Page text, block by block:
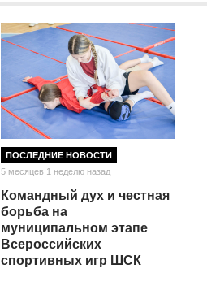
ПОСЛЕДНИЕ НОВОСТИ
5 месяцев 1 неделю назад
Командный дух и честная
борьба на
муниципальном этапе
Всероссийских
спортивных игр ШСК